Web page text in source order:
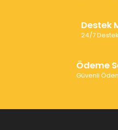
Destek
24/7
Ödeme
Güvenli